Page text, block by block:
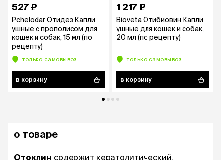
527 ₽
Pchelodar Отидез Капли
ушные с прополисом для
кошек и собак, 15 мл (по
рецепту)
только самовывоз
в корзину
1 217 ₽
Bioveta Отибиовин Капли
ушные для кошек и собак,
20 мл (по рецепту)
только самовывоз
в корзину
о товаре
Отоклин содержит кератолитический,